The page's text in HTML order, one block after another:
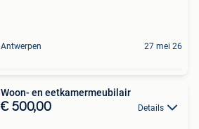
Antwerpen 27 mei 26
Woon- en eetkamermeubilair
€ 500,00 Details